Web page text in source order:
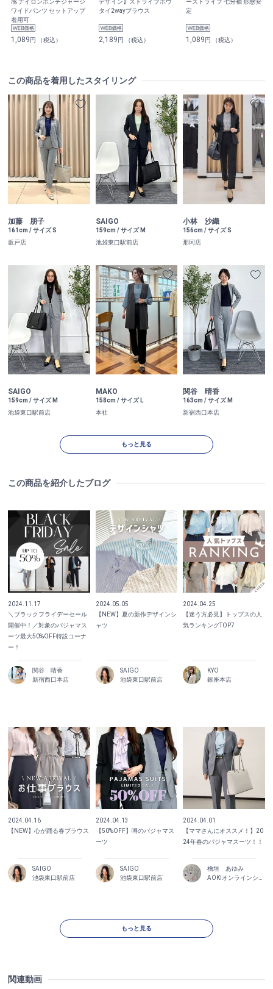
感 ナイロンポンチジャージ
ワイドパンツ セットアップ
着用可
1,089円 （税込）
デザイン】ストライプボウ
タイ2wayブラウス
2,189円 （税込）
ーストライプ 七分袖 形態安
定
1,089円 （税込）
この商品を着用したスタイリング
加藤 朋子
161cm / サイズ S
坂戸店
SAIGO
159cm / サイズ M
池袋東口駅前店
小林 沙織
156cm / サイズ S
那珂店
SAIGO
159cm / サイズ M
池袋東口駅前店
MAKO
158cm / サイズ L
本社
関谷 晴香
163cm / サイズ M
新宿西口本店
もっと見る
この商品を紹介したブログ
2024.11.17
＼ブラックフライデーセール
開催中！／対象のパジャマス
ーツ最大50%OFF特設コーナ
ー！
関谷 晴香
新宿西口本店
2024.05.05
【NEW】夏の新作デザインシ
ャツ
SAIGO
池袋東口駅前店
2024.04.25
【迷う方必見】トップスの人
気ランキングTOP7
KYO
銀座本店
2024.04.16
【NEW】心が踊る春ブラウス
SAIGO
池袋東口駅前店
2024.04.13
【50%OFF】噂のパジャマス
ーツ
SAIGO
池袋東口駅前店
2024.04.01
【ママさんにオススメ！】20
24年春のパジャマスーツ！！
檜垣 あゆみ
もっと見る
関連動画